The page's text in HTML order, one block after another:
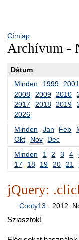
Címlap
Archívum -
Dátum
Minden
1999 2001
2008
2009 2010
2017
2018 2019
2026
Minden
Jan Feb
Okt
Nov
Dec
Minden
1 2 3 4
17
18 19 20 21
jQuery:
Cooty13 · 2012.
Sziasztok!